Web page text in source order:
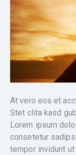
At vero eos et
Stet clita kasd
Lorem ipsum
consetetur
tempor invidunt